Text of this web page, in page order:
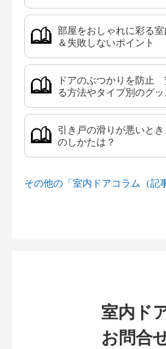
部屋をおしゃれに彩る
＆失敗しないポイント
ドアのぶつかりを防止
る方法やタイプ別のグ
引き戸の滑りが悪いと
のしかたは？
その他の「室内ドアコラム（記
室内ド
お問合